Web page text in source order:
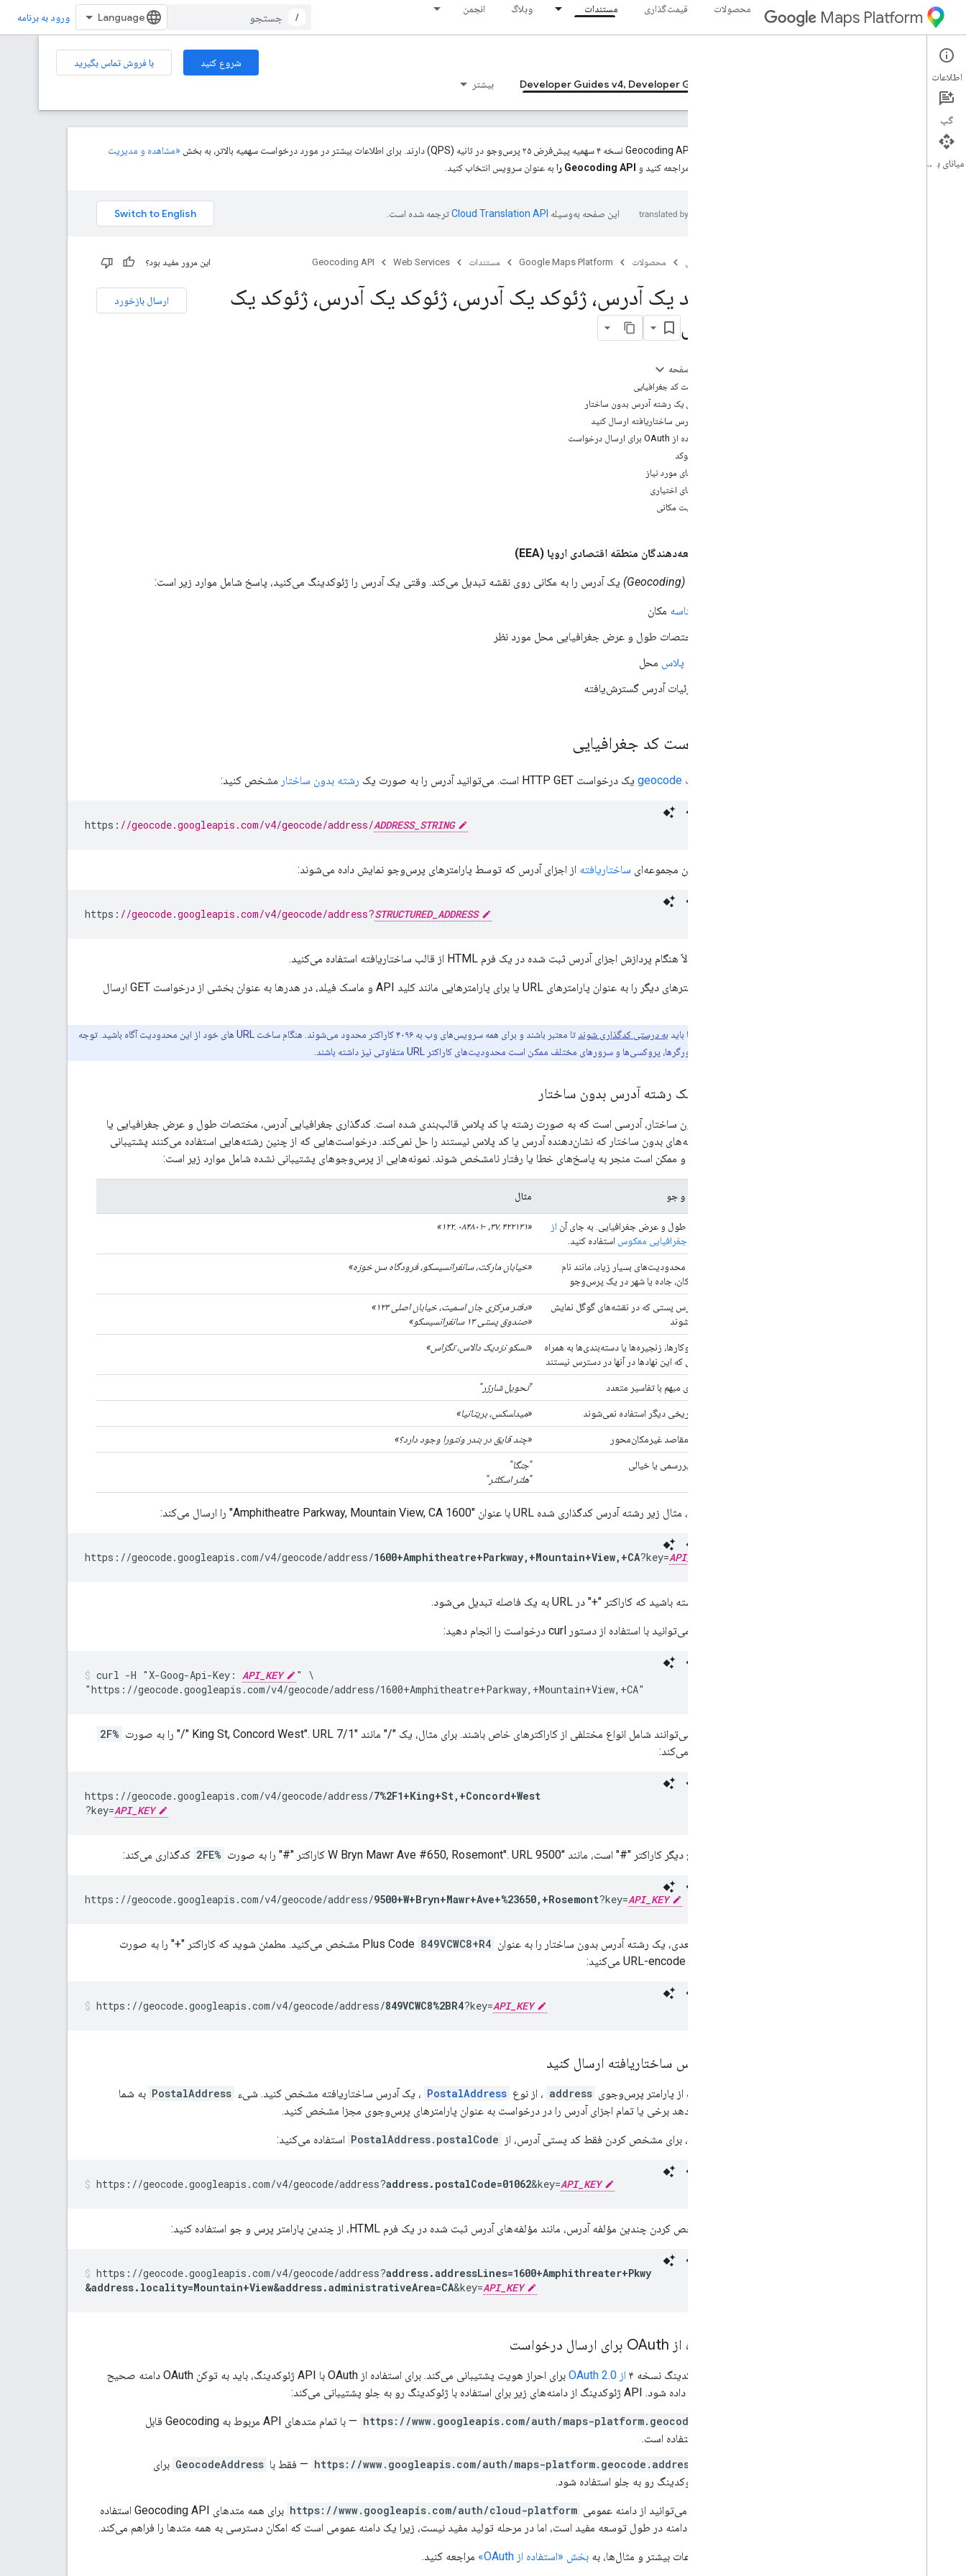
Maps Platform محصولات قیمت‌گذاری مستندات وبلاگ انجمن
/ ورود به برنامه
Web Services شروع کنید
با فروش تماس بگیرید
Developer Guides v4, Developer Guides v4, Developer Guides v4, Developer Guides v4
بیشتر
«مشاهده و مدیریت
مراجعه کنید و Geocoding API را به عنوان سرویس انتخاب کنید.
این صفحه به‌وسیله ترجمه شده است.
صفحه اصلی محصولات Google Maps Platform مستندات Web Services
Geocoding API این مرور مفید بود؟
ارسال بازخورد
ژئوکد یک آدرس، ژئوکد یک آدرس، ژئوکد یک آدرس، ژئوکد یک
آدرس
در این صفحه
درخواست کد جغرافیایی
ارسال یک رشته آدرس بدون ساختار
یک آدرس ساختاریافته ارسال کنید
استفاده از OAuth برای ارسال درخواست
پاسخ ژئوکد
پارامترهای مورد نیاز
پارامترهای اختیاری
موقعیت مکانی
توسعه‌دهندگان منطقه اقتصادی اروپا (EEA)
ژئوکدینگ (Geocoding) یک آدرس را به مکانی روی نقشه تبدیل می‌کند. وقتی یک آدرس را ژئوکدینگ می‌کنید، پاسخ شامل موارد زیر است:
شناسه مکان
مختصات طول و عرض جغرافیایی محل مورد نظر
کد پلاس محل
جزئیات آدرس گسترش‌یافته
درخواست کد جغرافیایی
درخواست geocode یک درخواست HTTP GET است. می‌توانید آدرس را به صورت یک رشته بدون ساختار مشخص کنید:
https : //geocode.googleapis.com/v4/geocode/address/ADDRESS_STRING
یا به عنوان مجموعه‌ای ساختاریافته از اجزای آدرس که توسط پارامترهای پرس‌وجو نمایش داده می‌شوند:
https : //geocode.googleapis.com/v4/geocode/address?STRUCTURED_ADDRESS
شما معمولاً هنگام پردازش اجزای آدرس ثبت شده در یک فرم HTML از قالب ساختاریافته استفاده می‌کنید.
تمام پارامترهای دیگر را به عنوان پارامترهای URL یا برای پارامترهایی مانند کلید API و ماسک فیلد، در هدرها به عنوان بخشی از درخواست GET ارسال
به درستی کدگذاری شوند
تا معتبر باشند و برای همه سرویس‌های وب به ۴۰۹۶ کاراکتر محدود می‌شوند. هنگام ساخت URL های خود از این محدودیت آگاه باشید. توجه
داشته باشید که مرورگرها، پروکسی‌ها و سرورهای مختلف ممکن است محدودیت‌های کاراکتر URL متفاوتی نیز داشته باشند.
ارسال یک رشته آدرس بدون ساختار
آدرس بدون ساختار، آدرسی است که به صورت رشته یا کد پلاس قالب‌بندی شده است. کدگذاری جغرافیایی آدرس، مختصات طول و عرض جغرافیایی یا
سایر رشته‌های بدون ساختار که نشان‌دهنده آدرس یا کد پلاس نیستند را حل نمی‌کند. درخواست‌هایی که از چنین رشته‌هایی استفاده می‌کنند پشتیبانی
نمی‌شوند و ممکن است منجر به پاسخ‌های خطا یا رفتار نامشخص شوند. نمونه‌هایی از پرس‌وجوهای پشتیبانی نشده شامل موارد زیر است:
نوع پرس و جو مثال
مختصات طول و عرض جغرافیایی. به جای آن از
کدگذاری جغرافیایی معکوس
استفاده کنید.
«۳۷.۴۲۲۱۳۱، -۱۲۲.۰۸۴۸۰۱»
مفاهیم یا محدودیت‌های بسیار زیاد، مانند نام
چندین مکان، جاده یا شهر در یک پرس‌وجو
«خیابان مارکت، سانفرانسیسکو، فرودگاه سن خوزه»
عناصر آدرس پستی که در نقشه‌های گوگل نمایش
داده نمی‌شوند
«دفتر مرکزی جان اسمیت، خیابان اصلی ۱۲۳»
«صندوق پستی ۱۳ سانفرانسیسکو»
نام کسب‌وکارها، زنجیره‌ها یا دسته‌بندی‌ها به همراه
مکان‌هایی که این نهادها در آنها در دسترس نیستند
«تسکو نزدیک دالاس، تگزاس»
پرسش‌های مبهم با تفاسیر متعدد "تحویل شارژر"
نام‌های تاریخی دیگر استفاده نمی‌شوند «میدلسکس، بریتانیا»
عناصر یا مقاصد غیرمکان‌محور «چند قایق در بندر ونتورا وجود دارد؟»
نام‌های غیررسمی یا خیالی
"جنگا"
"هلتر اسکلتر"
برای مثال، مثال زیر رشته آدرس کدگذاری شده URL با عنوان "1600 Amphitheatre Parkway, Mountain View, CA" را ارسال می‌کند:
https://geocode.googleapis.com/v4/geocode/address/1600+Amphitheatre+Parkway,+Mountain+View,+CA?key=API_KEY
توجه داشته باشید که کاراکتر "+" در URL به یک فاصله تبدیل می‌شود.
همچنین می‌توانید با استفاده از دستور curl درخواست را انجام دهید:
curl -H "X-Goog-Api-Key: API_KEY
" \
"https://geocode.googleapis.com/v4/geocode/address/1600+Amphitheatre+Parkway,+Mountain+View,+CA"
آدرس‌ها می‌توانند شامل انواع مختلفی از کاراکترهای خاص باشند. برای مثال، یک "/" مانند "7/1 King St, Concord West". URL "/" را به صورت
%2F
کدگذاری می‌کند:
https://geocode.googleapis.com/v4/geocode/address/
?key=API_KEY
مثال رایج دیگر کاراکتر "#" است، مانند "9500 W Bryn Mawr Ave #650, Rosemont". URL کاراکتر "#" را به صورت %2FE کدگذاری می‌کند:
https://geocode.googleapis.com/v4/geocode/address/9500+W+Bryn+Mawr+Ave+%23650,+Rosemont?key=API_KEY
در مثال بعدی، یک رشته آدرس بدون ساختار را به عنوان Plus Code 849VCWC8+R4
مشخص می‌کنید. مطمئن شوید که کاراکتر "+" را به صورت
https://geocode.googleapis.com/v4/geocode/address/849VCWC8%2BR4?key=API_KEY
یک آدرس ساختاریافته ارسال کنید
با استفاده از پارامتر پرس‌وجوی address ، از نوع PostalAddress ، یک آدرس ساختاریافته مشخص کنید. شیء PostalAddress به شما
امکان می‌دهد برخی یا تمام اجزای آدرس را در درخواست به عنوان پارامترهای پرس‌وجوی مجزا مشخص کنید.
برای مثال، برای مشخص کردن فقط کد پستی آدرس، از PostalAddress.postalCode استفاده می‌کنید:
https://geocode.googleapis.com/v4/geocode/address?address.postalCode=01062&key=API_KEY
برای مشخص کردن چندین مؤلفه آدرس، مانند مؤلفه‌های آدرس ثبت شده در یک فرم HTML، از چندین پارامتر پرس و جو استفاده کنید:
https://geocode.googleapis.com/v4/geocode/address?address.addressLines=1600+Amphithreater+Pkwy
&address.locality=Mountain+View&address.administrativeArea=CA&key=API_KEY
استفاده از OAuth برای ارسال درخواست
از OAuth 2.0
برای احراز هویت پشتیبانی می‌کند. برای استفاده از OAuth با API ژئوکدینگ، باید به توکن OAuth دامنه صحیح
اختصاص داده شود. API ژئوکدینگ از دامنه‌های زیر برای استفاده با ژئوکدینگ رو به جلو پشتیبانی می‌کند:
https://www.googleapis.com/auth/maps-platform.geocode
— با تمام متدهای API مربوط به Geocoding قابل
استفاده است.
https://www.googleapis.com/auth/maps-platform.geocode.address — فقط با GeocodeAddress برای
ژئوکدینگ رو به جلو استفاده شود.
همچنین، می‌توانید از دامنه عمومی https://www.googleapis.com/auth/cloud-platform
برای همه متدهای Geocoding API استفاده
کنید. این دامنه در طول توسعه مفید است، اما در مرحله تولید مفید نیست، زیرا یک دامنه عمومی است که امکان دسترسی به همه متدها را فراهم می‌کند.
برای اطلاعات بیشتر و مثال‌ها، به بخش «استفاده از OAuth» مراجعه کنید.
اطلاعات
گپ
میانای برنامه‌سازی کاربردی